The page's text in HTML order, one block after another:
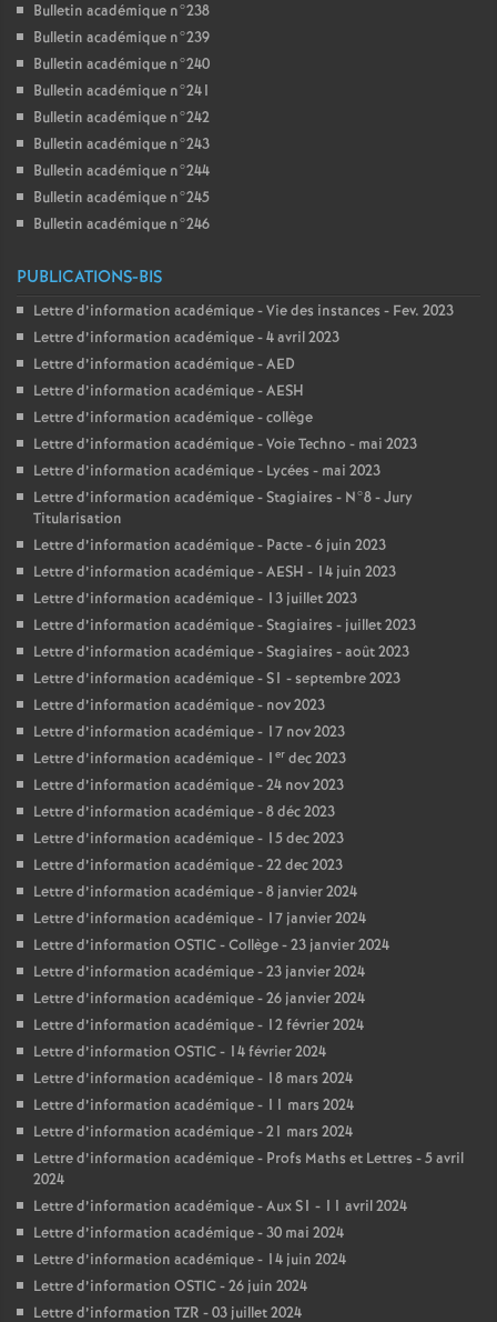
Bulletin académique n°238
Bulletin académique n°239
Bulletin académique n°240
Bulletin académique n°241
Bulletin académique n°242
Bulletin académique n°243
Bulletin académique n°244
Bulletin académique n°245
Bulletin académique n°246
PUBLICATIONS-BIS
Lettre d’information académique - Vie des instances - Fev. 2023
Lettre d’information académique - 4 avril 2023
Lettre d’information académique - AED
Lettre d’information académique - AESH
Lettre d’information académique - collège
Lettre d’information académique - Voie Techno - mai 2023
Lettre d’information académique - Lycées - mai 2023
Lettre d’information académique - Stagiaires - N°8 - Jury
Titularisation
Lettre d’information académique - Pacte - 6 juin 2023
Lettre d’information académique - AESH - 14 juin 2023
Lettre d’information académique - 13 juillet 2023
Lettre d’information académique - Stagiaires - juillet 2023
Lettre d’information académique - Stagiaires - août 2023
Lettre d’information académique - S1 - septembre 2023
Lettre d’information académique - nov 2023
Lettre d’information académique - 17 nov 2023
Lettre d’information académique - 1 er dec 2023
Lettre d’information académique - 24 nov 2023
Lettre d’information académique - 8 déc 2023
Lettre d’information académique - 15 dec 2023
Lettre d’information académique - 22 dec 2023
Lettre d’information académique - 8 janvier 2024
Lettre d’information académique - 17 janvier 2024
Lettre d’information OSTIC - Collège - 23 janvier 2024
Lettre d’information académique - 23 janvier 2024
Lettre d’information académique - 26 janvier 2024
Lettre d’information académique - 12 février 2024
Lettre d’information OSTIC - 14 février 2024
Lettre d’information académique - 18 mars 2024
Lettre d’information académique - 11 mars 2024
Lettre d’information académique - 21 mars 2024
Lettre d’information académique - Profs Maths et Lettres - 5 avril
2024
Lettre d’information académique - Aux S1 - 11 avril 2024
Lettre d’information académique - 30 mai 2024
Lettre d’information académique - 14 juin 2024
Lettre d’information OSTIC - 26 juin 2024
Lettre d’information TZR - 03 juillet 2024